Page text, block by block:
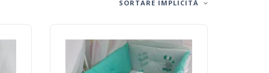
SORTARE IMPLICITĂ